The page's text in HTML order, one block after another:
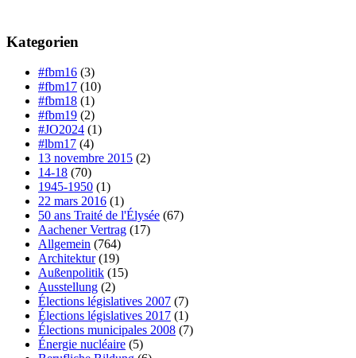
Kategorien
#fbm16 (3)
#fbm17 (10)
#fbm18 (1)
#fbm19 (2)
#JO2024 (1)
#lbm17 (4)
13 novembre 2015 (2)
14-18 (70)
1945-1950 (1)
22 mars 2016 (1)
50 ans Traité de l'Élysée (67)
Aachener Vertrag (17)
Allgemein (764)
Architektur(19)
Außenpolitik (15)
Ausstellung (2)
Élections législatives 2007 (7)
Élections législatives 2017 (1)
Élections municipales 2008 (7)
Énergie nucléaire (5)